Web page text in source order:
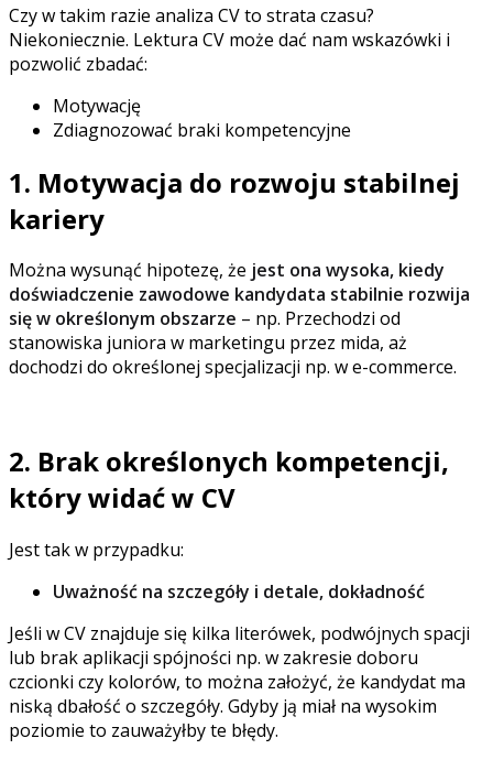
Czy w takim razie analiza CV to strata czasu?
Niekoniecznie. Lektura CV może dać nam wskazówki i
pozwolić zbadać:
Motywację
Zdiagnozować braki kompetencyjne
1. Motywacja do rozwoju stabilnej
kariery
Można wysunąć hipotezę, że jest ona wysoka, kiedy
doświadczenie zawodowe kandydata stabilnie rozwija
się w określonym obszarze – np. Przechodzi od
stanowiska juniora w marketingu przez mida, aż
dochodzi do określonej specjalizacji np. w e-commerce.
2. Brak określonych kompetencji,
który widać w CV
Jest tak w przypadku:
Uważność na szczegóły i detale, dokładność
Jeśli w CV znajduje się kilka literówek, podwójnych spacji
lub brak aplikacji spójności np. w zakresie doboru
czcionki czy kolorów, to można założyć, że kandydat ma
niską dbałość o szczegóły. Gdyby ją miał na wysokim
poziomie to zauważyłby te błędy.